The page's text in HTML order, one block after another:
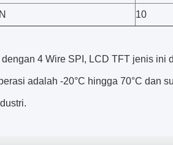
10
4 Wire SPI, LCD TFT jenis ini
adalah -20°C hingga 70°C dan